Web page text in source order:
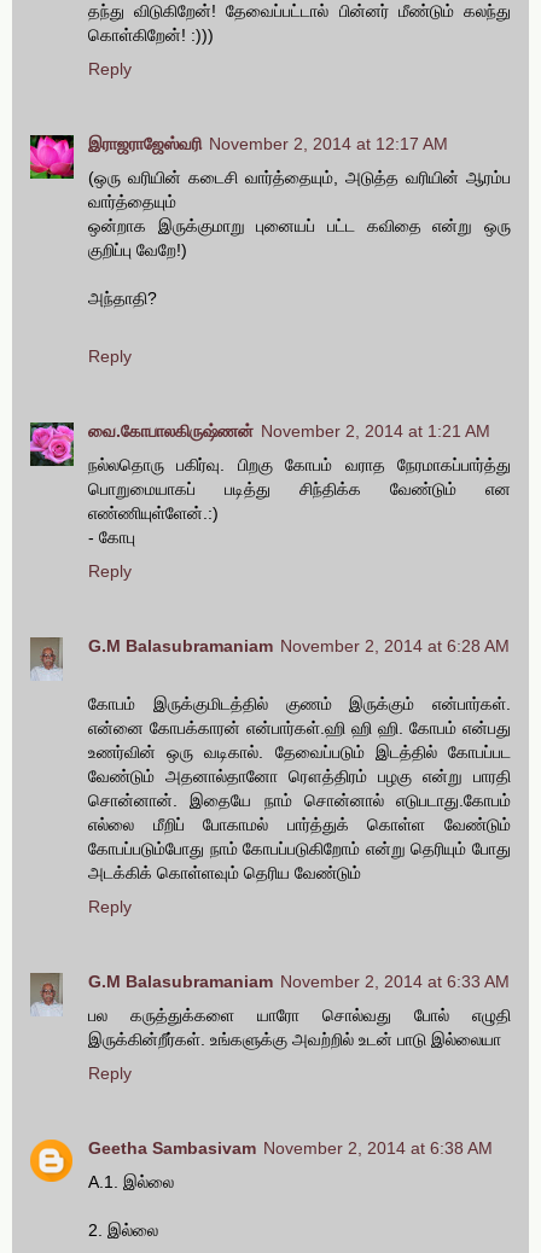
தந்து விடுகிறேன்! தேவைப்பட்டால் பின்னர் மீண்டும் கலந்து
கொள்கிறேன்! :)))
Reply
இராஜராஜேஸ்வரி November 2, 2014 at 12:17 AM
(ஒரு வரியின் கடைசி வார்த்தையும், அடுத்த வரியின் ஆரம்ப
வார்த்தையும்
ஒன்றாக இருக்குமாறு புனையப் பட்ட கவிதை என்று ஒரு
குறிப்பு வேறே!)
அந்தாதி?
Reply
வை.கோபாலகிருஷ்ணன் November 2, 2014 at 1:21 AM
நல்லதொரு பகிர்வு. பிறகு கோபம் வராத நேரமாகப்பார்த்து
பொறுமையாகப் படித்து சிந்திக்க வேண்டும் என
எண்ணியுள்ளேன்.:)
- கோபு
Reply
G.M Balasubramaniam November 2, 2014 at 6:28 AM
கோபம் இருக்குமிடத்தில் குணம் இருக்கும் என்பார்கள்.
என்னை கோபக்காரன் என்பார்கள்.ஹி ஹி ஹி. கோபம் என்பது
உணர்வின் ஒரு வடிகால். தேவைப்படும் இடத்தில் கோபப்பட
வேண்டும் அதனால்தானோ ரௌத்திரம் பழகு என்று பாரதி
சொன்னான். இதையே நாம் சொன்னால் எடுபடாது.கோபம்
எல்லை மீறிப் போகாமல் பார்த்துக் கொள்ள வேண்டும்
கோபப்படும்போது நாம் கோபப்படுகிறோம் என்று தெரியும் போது
அடக்கிக் கொள்ளவும் தெரிய வேண்டும்
Reply
G.M Balasubramaniam November 2, 2014 at 6:33 AM
பல கருத்துக்களை யாரோ சொல்வது போல் எழுதி
இருக்கின்றீர்கள். உங்களுக்கு அவற்றில் உடன் பாடு இல்லையா
Reply
Geetha Sambasivam November 2, 2014 at 6:38 AM
A.1. இல்லை
2. இல்லை